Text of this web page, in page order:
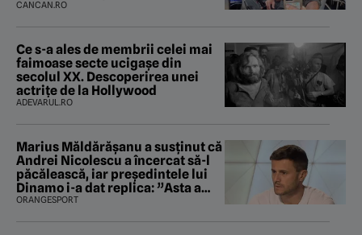
CANCAN.RO
Ce s-a ales de membrii celei mai
faimoase secte ucigașe din
secolul XX. Descoperirea unei
actrițe de la Hollywood
ADEVARUL.RO
Marius Măldărăşanu a susţinut că
Andrei Nicolescu a încercat să-l
păcălească, iar preşedintele lui
Dinamo i-a dat replica: ”Asta a
fost istoria”
ORANGESPORT